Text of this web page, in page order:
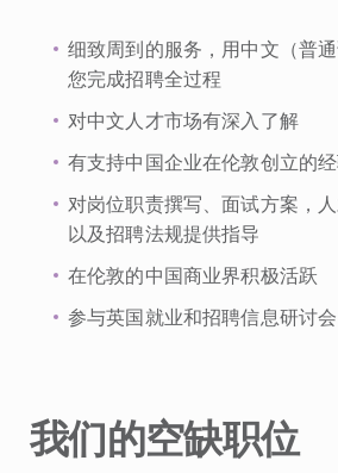
细致周到的服务，用中文（普
您完成招聘全过程
对中文人才市场有深入了解
有支持中国企业在伦敦创立的
对岗位职责撰写、面试方案，
以及招聘法规提供指导
在伦敦的中国商业界积极活跃
参与英国就业和招聘信息研讨会
我们的空缺职位